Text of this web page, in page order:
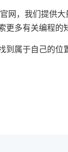
网，我们提供
更多有关编程的
属于自己的位